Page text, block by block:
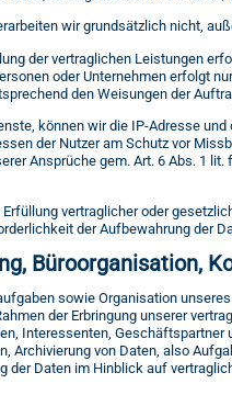
wir grundsätzlich nicht,
der vertraglichen Leistungen
oder Unternehmen erfolgt
den Weisungen der
können wir die IP-Adresse
der Nutzer am Schutz vor
Ansprüche gem. Art. 6 Abs. 1
vertraglicher oder
der Aufbewahrung der
Büroorganisation,
sowie Organisation
der Erbringung unserer
Interessenten,
Archivierung von Daten, also
der Daten im Hinblick auf